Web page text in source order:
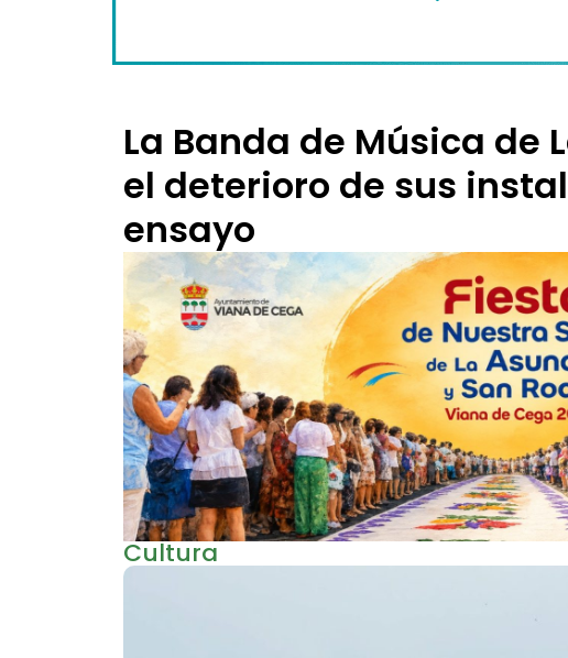
La Banda de Música de
el deterioro de sus
ensayo
Cultura